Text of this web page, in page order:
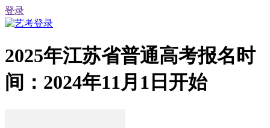
登录
2025年江苏省普通高考报名时
间：2024年11月1日开始